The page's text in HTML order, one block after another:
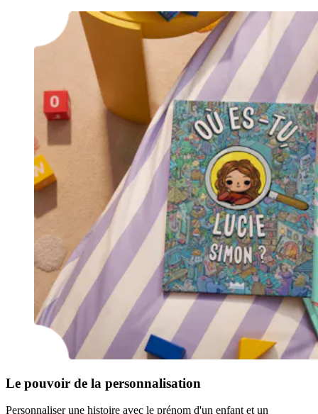
Le pouvoir de la personnalisation
Personnaliser une histoire avec le prénom d'un enfant et un